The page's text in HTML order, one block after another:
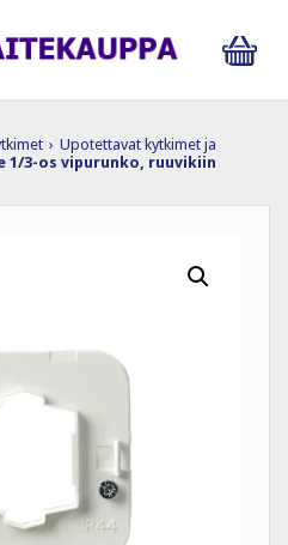
› Upotettavat kytkimet ja
1/3-os vipurunko, ruuvikiin